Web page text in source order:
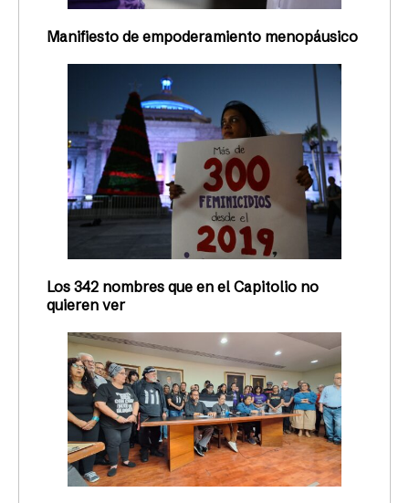
Manifiesto de empoderamiento menopáusico
Los 342 nombres que en el Capitolio no
quieren ver